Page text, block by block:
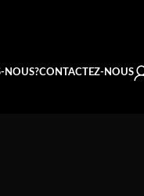
NOUS?CONTACTEZ-NOUS